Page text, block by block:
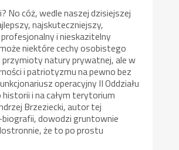
No cóż, wedle naszej dzisiejszej
najskuteczniejszy,
i nieskazitelny
niektóre cechy osobistego
przymioty natury prywatnej, ale w
i patriotyzmu na pewno bez
operacyjny II Oddziału
historii i na całym terytorium
Brzeziecki, autor tej
dowodzi gruntownie
że to po prostu